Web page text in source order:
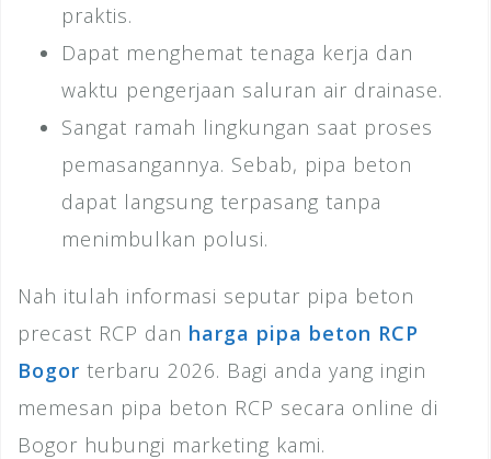
praktis.
Dapat menghemat tenaga kerja dan
waktu pengerjaan saluran air drainase.
Sangat ramah lingkungan saat proses
pemasangannya. Sebab, pipa beton
dapat langsung terpasang tanpa
menimbulkan polusi.
Nah itulah informasi seputar pipa beton
precast RCP dan harga pipa beton RCP
Bogor terbaru 2026. Bagi anda yang ingin
memesan pipa beton RCP secara online di
Bogor hubungi marketing kami.